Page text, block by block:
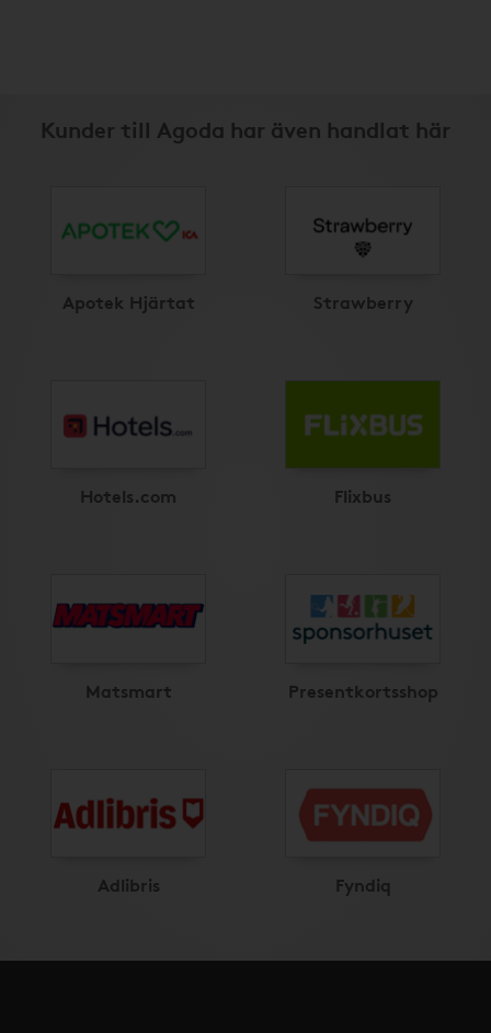
Kunder till Agoda har även handlat här
Apotek Hjärtat Strawberry
Hotels.com Flixbus
Matsmart Presentkortsshop
Adlibris Fyndiq